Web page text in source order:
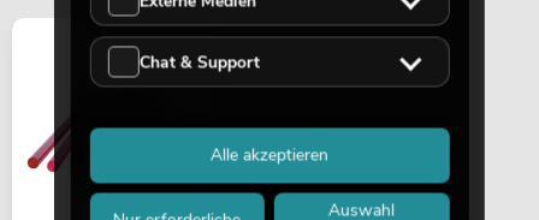
Chat & Support
Auswahl
Alle akzeptieren